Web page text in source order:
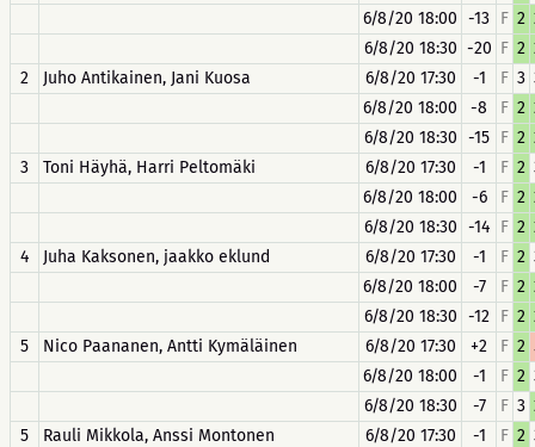
6/8/20 18:00 -13 F 2
6/8/20 18:30 -20 F 2
2
Juho Antikainen, Jani Kuosa 6/8/20 17:30 -1 F 3
6/8/20 18:00
-8 F 2
6/8/20 18:30 -15 F 2
3
Toni Häyhä, Harri Peltomäki 6/8/20 17:30 -1 F 2
6/8/20 18:00
-6 F 2
6/8/20 18:30 -14 F 2
4
Juha Kaksonen, jaakko eklund 6/8/20 17:30 -1 F 2
6/8/20 18:00
-7 F 2
6/8/20 18:30 -12 F 2
5
Nico Paananen, Antti Kymäläinen 6/8/20 17:30 +2 F 2
6/8/20 18:00
-1 F 2
6/8/20 18:30
-7 F 3
5
Rauli Mikkola, Anssi Montonen 6/8/20 17:30 -1 F 2